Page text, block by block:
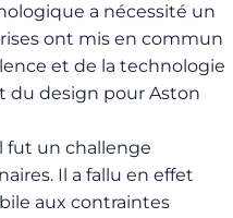
a nécessité un
ont mis en commun
et de la technologie
du design pour Aston
fut un challenge
Il a fallu en effet
aux contraintes